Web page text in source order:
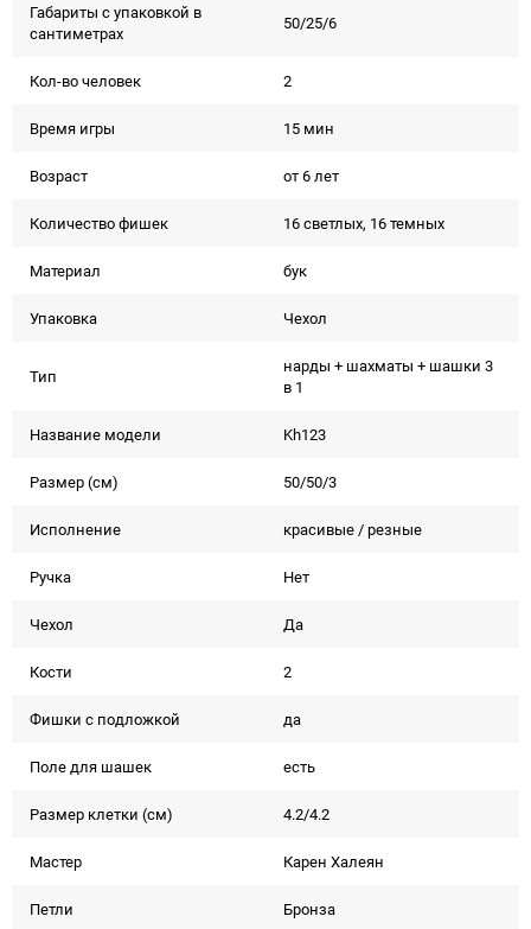
Габариты с упаковкой в
сантиметрах
50/25/6
Кол-во человек 2
Время игры 15 мин
Возраст от 6 лет
Количество фишек 16 светлых, 16 темных
Материал бук
Упаковка Чехол
Тип
нарды + шахматы + шашки 3
в 1
Название модели Kh123
Размер (см) 50/50/3
Исполнение красивые / резные
Ручка Нет
Чехол Да
Кости 2
Фишки с подложкой да
Поле для шашек есть
Размер клетки (см) 4.2/4.2
Мастер Карен Халеян
Петли Бронза